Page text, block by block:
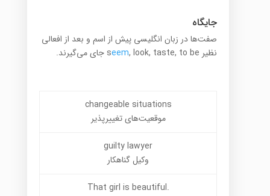
جایگاه
صفت‌ها در زبان انگلیسی پیش از اسم و بعد از افعالی
نظیر s
eem, look, taste, to be جای می‌گیرند.
changeable situations
موقعیت‌های تغییرپذیر
guilty lawyer
وکیل گناهکار
.That girl is beautiful